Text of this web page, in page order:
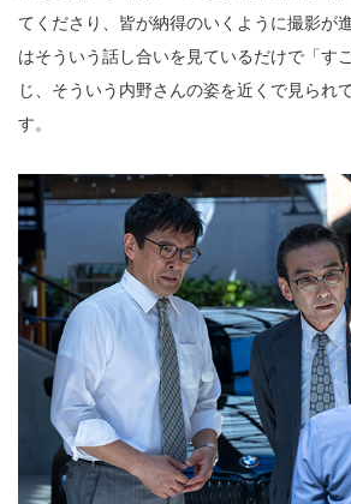
てくださり、皆が納得のいくように撮影が
はそういう話し合いを見ているだけで「す
じ、そういう内野さんの姿を近くで見られ
す。